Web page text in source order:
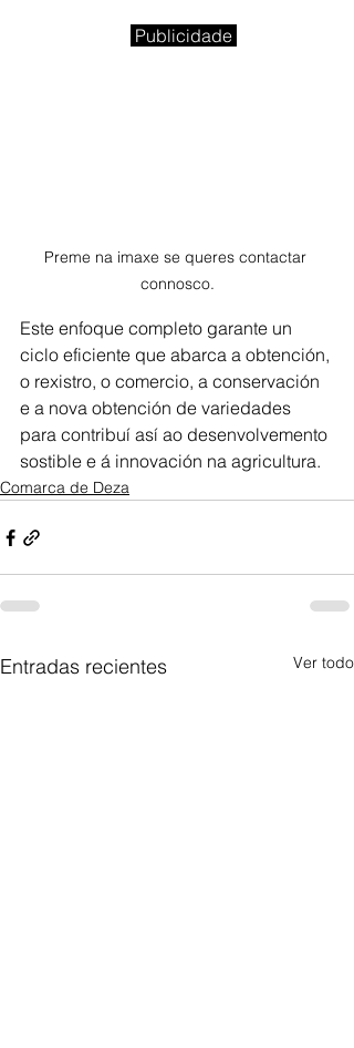
Publicidade
Preme na imaxe se queres contactar
connosco.
Este enfoque completo garante un
ciclo eficiente que abarca a obtención,
o rexistro, o comercio, a conservación
e a nova obtención de variedades
para contribuí así ao desenvolvemento
sostible e á innovación na agricultura.
Comarca de Deza
Entradas recientes Ver todo